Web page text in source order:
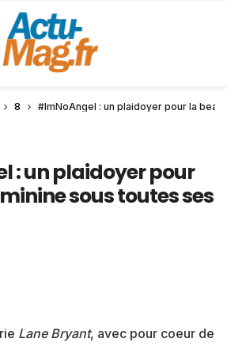
8 #ImNoAngel : un plaidoyer pour la
: un plaidoyer pour
sous toutes ses
Lane Bryant, avec pour coeur de